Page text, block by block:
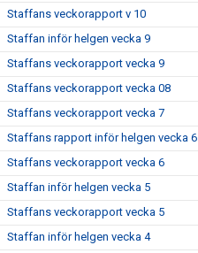
Staffans veckorapport v 10
Staffan inför helgen vecka 9
Staffans veckorapport vecka 9
Staffans veckorapport vecka 08
Staffans veckorapport vecka 7
Staffans rapport inför helgen vecka 6
Staffans veckorapport vecka 6
Staffan inför helgen vecka 5
Staffans veckorapport vecka 5
Staffan inför helgen vecka 4